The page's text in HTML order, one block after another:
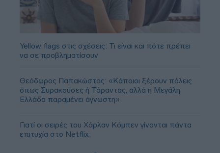
Yellow flags στις σχέσεις: Τι είναι και πότε πρέπει
να σε προβληματίσουν
Θεόδωρος Παπακώστας: «Κάποιοι ξέρουν πόλεις
όπως Συρακούσες ή Τάραντας, αλλά η Μεγάλη
Ελλάδα παραμένει άγνωστη»
Γιατί οι σειρές του Χάρλαν Κόμπεν γίνονται πάντα
επιτυχία στο Netflix;